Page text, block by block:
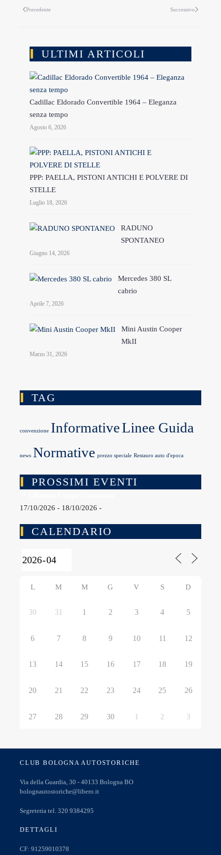
Precedente Successivo
ULTIMI ARTICOLI
Cadillac Eldorado Convertible 1964 – Eleganza
senza tempo
Agosto 6, 2026
PPP: PAELLA, PISTONI ANTICHI E POLVERE DI
STELLE
Luglio 18, 2026
RADUNO
SPONTANEO
Giugno 14, 2026
Mercedes 380 SL
cabrio
Aprile 7, 2026
Mini Austin Cooper
MkII
Marzo 31, 2026
TAG
convenzione InformativeLinee Guida
news Normative prezzo speciale Restauro auto d'epoca
PROSSIMI EVENTI
17/10/2026 - 18/10/2026 -
CALENDARIO
L M M G V S D
30 31 1 2 3 4 5
6 7 8 9 10 11 12
13 14 15 16 17 18 19
20 21 22 23 24 25 26
27 28 29 30 1 2 3
CLUB BOLOGNA AUTOSTORICHE
Via della Guardia, 30 - 40133 Bologna BO
bolognautostoriche@libero.it
Segreteria tel. 320 9384295
DETTAGLI
CF: 91259010378